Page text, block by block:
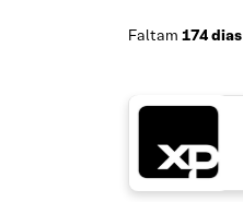
Faltam 174 dias